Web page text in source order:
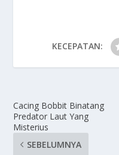
KECEPATAN:
Cacing Bobbit Binatang
Predator Laut Yang
Misterius
SEBELUMNYA